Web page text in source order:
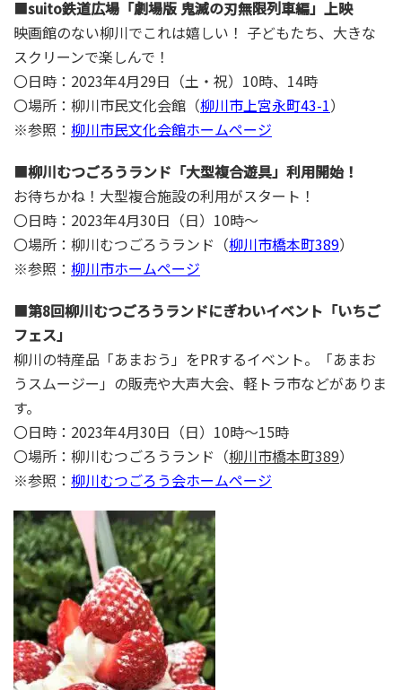
■suito鉄道広場「劇場版 鬼滅の刃無限列車編」上映
映画館のない柳川でこれは嬉しい！ 子どもたち、大きな
スクリーンで楽しんで！
〇日時：2023年4月29日（土・祝）10時、14時
〇場所：柳川市民文化会館（柳川市上宮永町43-1）
※参照： 柳川市民文化会館ホームページ
■柳川むつごろうランド「大型複合遊具」利用開始！
お待ちかね！大型複合施設の利用がスタート！
〇日時：2023年4月30日（日）10時～
〇場所：柳川むつごろうランド（柳川市橋本町389）
※参照： 柳川市ホームページ
■第8回柳川むつごろうランドにぎわいイベント「いちご
フェス」
柳川の特産品「あまおう」をPRするイベント。「あまお
うスムージー」の販売や大声大会、軽トラ市などがありま
す。
〇日時：2023年4月30日（日）10時～15時
〇場所：柳川むつごろうランド（柳川市橋本町389）
※参照： 柳川むつごろう会ホームページ